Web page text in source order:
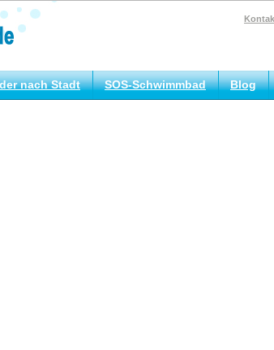
nach Stadt SOS-Schwimmbad Blog